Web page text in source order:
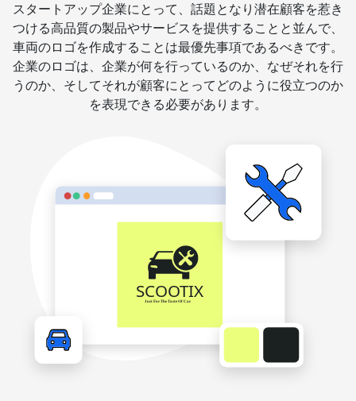
スタートアップ企業にとって、話題となり潜在顧客を惹き
つける高品質の製品やサービスを提供することと並んで、
車両のロゴを作成することは最優先事項であるべきです。
企業のロゴは、企業が何を行っているのか、なぜそれを行
うのか、そしてそれが顧客にとってどのように役立つのか
を表現できる必要があります。